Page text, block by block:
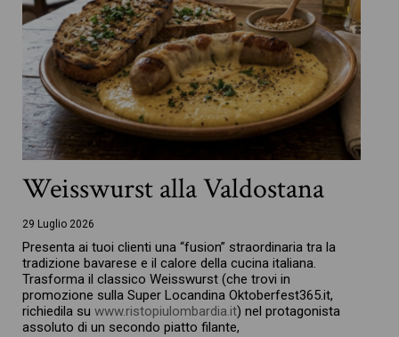
Weisswurst alla Valdostana
29 Luglio 2026
Presenta ai tuoi clienti una “fusion” straordinaria tra la
tradizione bavarese e il calore della cucina italiana.
Trasforma il classico Weisswurst (che trovi in
promozione sulla Super Locandina Oktoberfest365.it,
richiedila suwww.ristopiulombardia.it) nel protagonista
assoluto di un secondo piatto filante,